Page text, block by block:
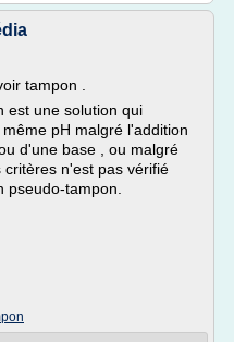
tampon .
est une solution qui
pH malgré l'addition
d'une base , ou malgré
n'est pas vérifié
pseudo-tampon.